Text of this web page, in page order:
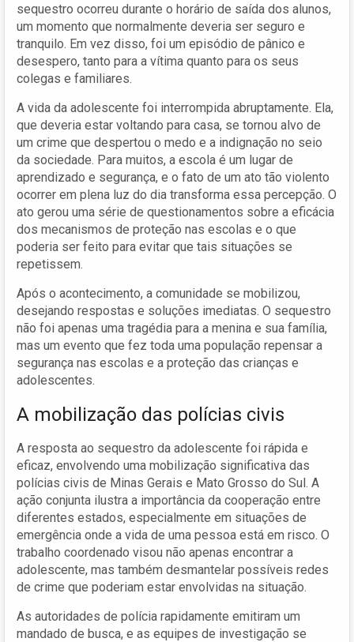
sequestro ocorreu durante o horário de saída dos alunos,
um momento que normalmente deveria ser seguro e
tranquilo. Em vez disso, foi um episódio de pânico e
desespero, tanto para a vítima quanto para os seus
colegas e familiares.
A vida da adolescente foi interrompida abruptamente. Ela,
que deveria estar voltando para casa, se tornou alvo de
um crime que despertou o medo e a indignação no seio
da sociedade. Para muitos, a escola é um lugar de
aprendizado e segurança, e o fato de um ato tão violento
ocorrer em plena luz do dia transforma essa percepção. O
ato gerou uma série de questionamentos sobre a eficácia
dos mecanismos de proteção nas escolas e o que
poderia ser feito para evitar que tais situações se
repetissem.
Após o acontecimento, a comunidade se mobilizou,
desejando respostas e soluções imediatas. O sequestro
não foi apenas uma tragédia para a menina e sua família,
mas um evento que fez toda uma população repensar a
segurança nas escolas e a proteção das crianças e
adolescentes.
A mobilização das polícias civis
A resposta ao sequestro da adolescente foi rápida e
eficaz, envolvendo uma mobilização significativa das
polícias civis de Minas Gerais e Mato Grosso do Sul. A
ação conjunta ilustra a importância da cooperação entre
diferentes estados, especialmente em situações de
emergência onde a vida de uma pessoa está em risco. O
trabalho coordenado visou não apenas encontrar a
adolescente, mas também desmantelar possíveis redes
de crime que poderiam estar envolvidas na situação.
As autoridades de polícia rapidamente emitiram um
mandado de busca, e as equipes de investigação se